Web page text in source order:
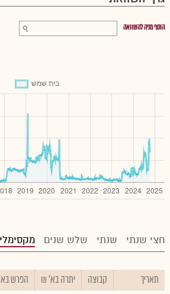
הוסף מניה להשוואה
חצי שנתי שנתי שלש שנים מקסימלי
תאריך קבוצה יתרה בא' ₪ הפרש